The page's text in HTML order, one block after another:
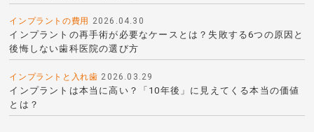
インプラントの費用 2026.04.30
インプラントの再手術が必要なケースとは？失敗する6つの原因と
後悔しない歯科医院の選び方
インプラントと入れ歯 2026.03.29
インプラントは本当に高い？「10年後」に見えてくる本当の価値
とは？